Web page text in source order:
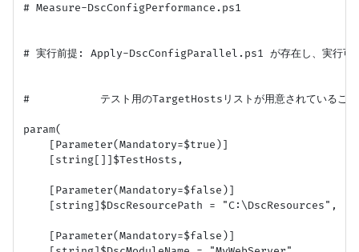
# Measure-DscConfigPerformance.ps1
# 実行前提: Apply-DscConfigParallel.ps1 が存在し、実行可能
#           テスト用のTargetHostsリストが用意されていること
param(
    [Parameter(Mandatory=$true)]
    [string[]]$TestHosts,
    [Parameter(Mandatory=$false)]
    [string]$DscResourcePath = "C:\DscResources",
    [Parameter(Mandatory=$false)]